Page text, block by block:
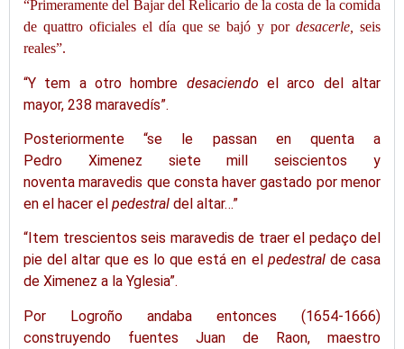
“Primeramente del Bajar del Relicario de la costa de la comida
de quattrooficiales el día que se bajó y pordesacerle ,seis
reales”.
“Y tem a otro hombre desaciendo el arco del altar
mayor, 238 maravedís”.
Posteriormente “se le passanen quentaa
Pedro Ximenez sietemill seiscientos y
noventamaravedis que constahaver gastado por menor
en el hacer el pedestral del altar…”
“ Item trescientos seis maravedis de traer el pedaçodel
pie del altar que es lo que está en el pedestral de casa
de Ximenez a la Yglesia”.
Por Logroño andaba entonces (1654-1666)
construyendo fuentes Juan de Raon, maestro